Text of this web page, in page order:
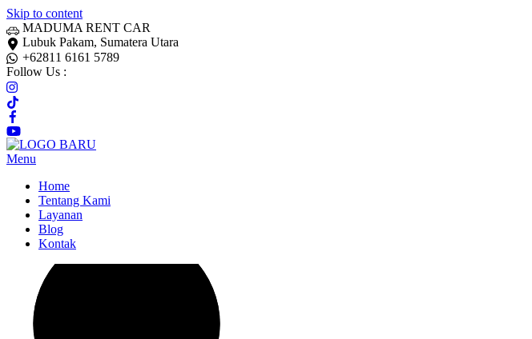
Skip to content
MADUMA RENT CAR
Lubuk Pakam, Sumatera Utara
+62811 6161 5789
Follow Us :
Menu
Home
Tentang Kami
Layanan
Blog
Kontak